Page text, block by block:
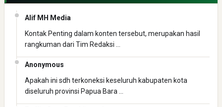
Directurat Jenderal Pajak: Langkah Signifikan Menuju
Alif MH Media
Kontak Penting dalam konten tersebut, merupakan hasil
rangkuman dari Tim Redaksi …
Anonymous
Apakah ini sdh terkoneksi keseluruh kabupaten kota
diseluruh provinsi Papua Bara …